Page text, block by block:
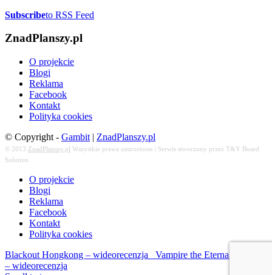
Subscribeto RSS Feed
ZnadPlanszy.pl
O projekcie
Blogi
Reklama
Facebook
Kontakt
Polityka cookies
© Copyright - Gambit | ZnadPlanszy.pl
© 2013 ZnadPlanszy.pl Wszystkie prawa zastrzeżone | Serwis stworzony przez T&Y Board
Solution
O projekcie
Blogi
Reklama
Facebook
Kontakt
Polityka cookies
Blackout Hongkong – wideorecenzja
Vampire the Eternal Struggle
– wideorecenzja